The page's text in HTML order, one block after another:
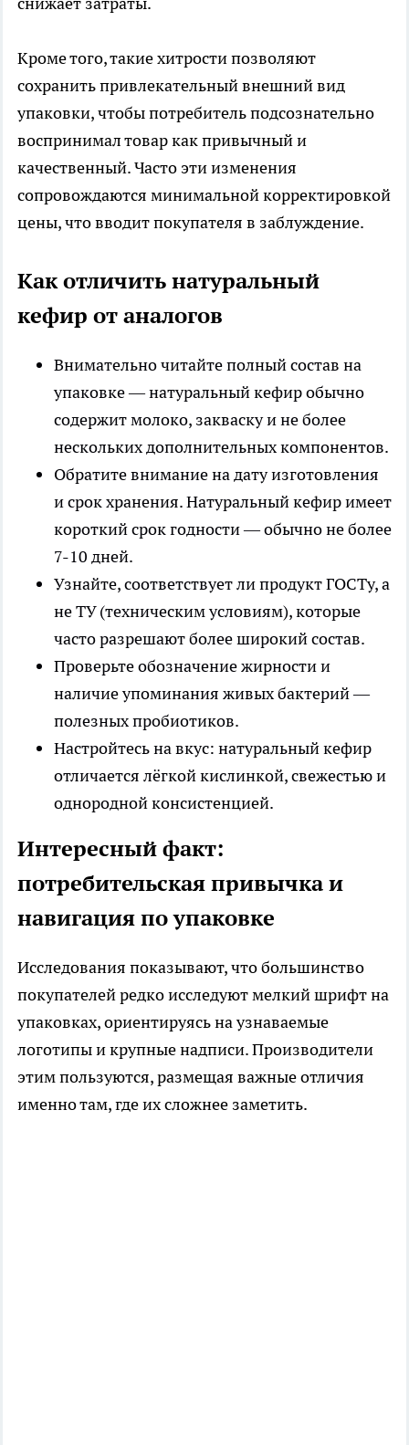
Кроме того, такие хитрости позволяют
сохранить привлекательный внешний вид
упаковки, чтобы потребитель подсознательно
воспринимал товар как привычный и
качественный. Часто эти изменения
сопровождаются минимальной корректировкой
цены, что вводит покупателя в заблуждение.
Как отличить натуральный
кефир от аналогов
Внимательно читайте полный состав на
упаковке — натуральный кефир обычно
содержит молоко, закваску и не более
нескольких дополнительных компонентов.
Обратите внимание на дату изготовления
и срок хранения. Натуральный кефир имеет
короткий срок годности — обычно не более
7-10 дней.
Узнайте, соответствует ли продукт ГОСТу, а
не ТУ (техническим условиям), которые
часто разрешают более широкий состав.
Проверьте обозначение жирности и
наличие упоминания живых бактерий —
полезных пробиотиков.
Настройтесь на вкус: натуральный кефир
отличается лёгкой кислинкой, свежестью и
однородной консистенцией.
Интересный факт:
потребительская привычка и
навигация по упаковке
Исследования показывают, что большинство
покупателей редко исследуют мелкий шрифт на
упаковках, ориентируясь на узнаваемые
логотипы и крупные надписи. Производители
этим пользуются, размещая важные отличия
именно там, где их сложнее заметить.